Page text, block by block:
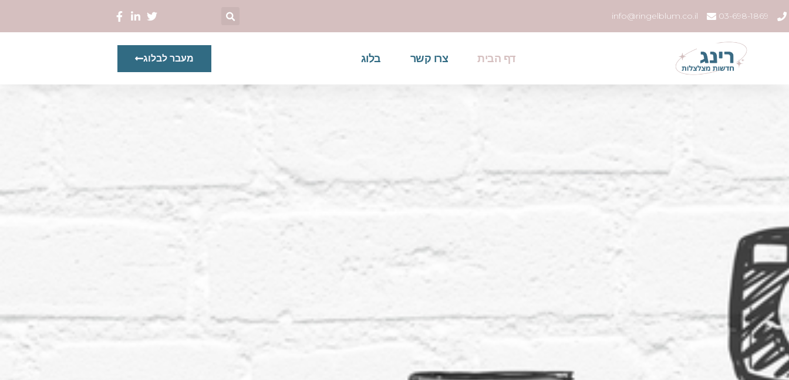
03-698-1869
info@ringelblum.co.il
דף הבית צרו קשר בלוג מעבר לבלוג